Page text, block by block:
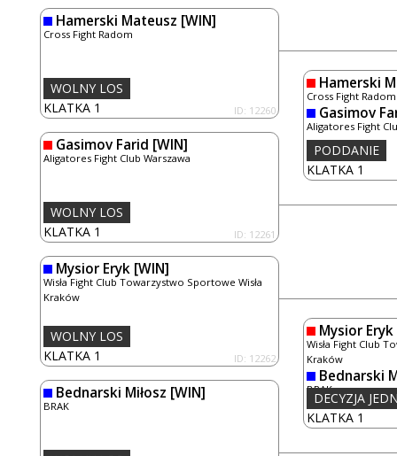
Hamerski Mateusz [WIN]
Cross Fight Radom
KLATKA 1 ID: 12260
WOLNY LOS
Gasimov Farid [WIN]
Aligatores Fight Club Warszawa
KLATKA 1 ID: 12261
WOLNY LOS
Mysior Eryk [WIN]
Wisła Fight Club Towarzystwo Sportowe Wisła
Kraków
KLATKA 1 ID: 12262
WOLNY LOS
Bednarski Miłosz [WIN]
BRAK
Hamerski
Cross Fight Radom
Gasimov
Aligatores Fight
KLATKA 1
PODDANIE
Mysior Eryk
Wisła Fight Club
Kraków
Bednarski
BRAK
KLATKA 1
DECYZJA